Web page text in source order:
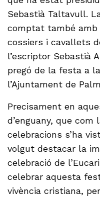
Sebastià Taltavull.
comptat també amb
cossiers i cavallets
l’escriptor Sebastià
pregó de la festa a
l’Ajuntament de
Precisament en
d’enguany, que
celebracions s’ha
volgut destacar la
celebració de
celebrar aquesta
vivència cristiana,